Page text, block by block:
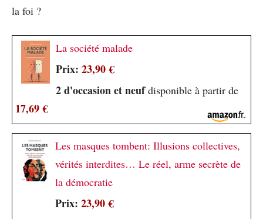
la foi ?
La société malade
Prix: 23,90 €
2 d'occasion et neufdisponible à partir de
17,69 €
Les masques tombent: Illusions collectives,
vérités interdites… Le réel, arme secrète de
la démocratie
Prix: 23,90 €